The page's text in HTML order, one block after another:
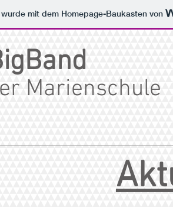
mit dem Homepage-Baukasten von
Marienschule